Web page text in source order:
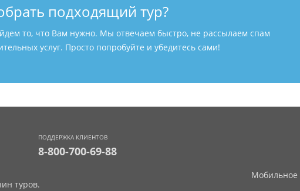
подходящий тур?
то, что Вам нужно. Мы отвечаем быстро, не рассылаем спам
услуг. Просто попробуйте и убедитесь сами!
ПОДДЕРЖКА КЛИЕНТОВ
8-800-700-69-88
туров.